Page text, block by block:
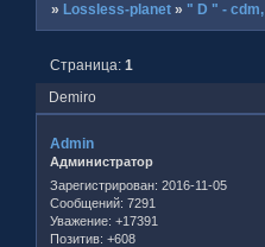
» Lossless-planet » " D " -
Demiro
Страница:1
Admin
Администратор
Зарегистрирован: 2016-11-05
Сообщений: 7291
Уважение: +17391
Позитив: +608